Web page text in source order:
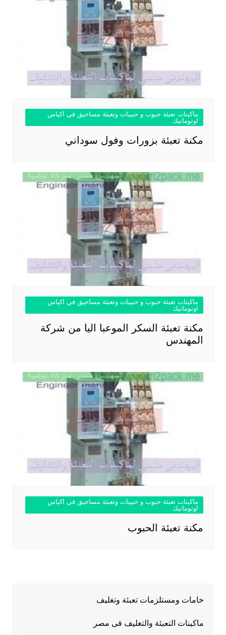
ماكينات تعبئة حبوب و حبيبات وتعبئة مساحيق في اكياس
اوتوماتيك
مكنة تعبئة بزورات وفول سوداني
ماكينات تعبئة حبوب و حبيبات وتعبئة مساحيق في اكياس
اوتوماتيك
مكنة تعبئة السكر الموعبا اليا من شركة
المهندس
ماكينات تعبئة حبوب و حبيبات وتعبئة مساحيق في اكياس
اوتوماتيك
مكنة تعبئة الحبوب
خامات ومستلزمات تعبئة وتغليف
ماكينات التعبئة والتغليف فى مصر